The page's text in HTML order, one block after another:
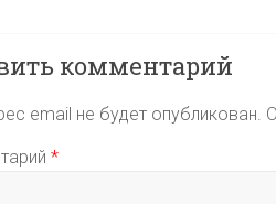
комментарий
email не будет опубликован.
*